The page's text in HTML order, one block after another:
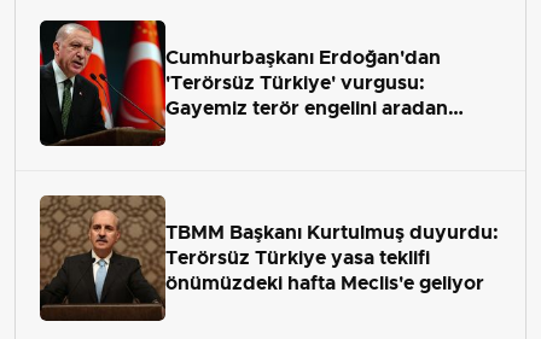
Cumhurbaşkanı Erdoğan'dan
'Terörsüz Türkiye' vurgusu:
Gayemiz terör engelini aradan
TBMM Başkanı Kurtulmuş duyurdu:
Terörsüz Türkiye yasa teklifi
önümüzdeki hafta Meclis'e geliyor